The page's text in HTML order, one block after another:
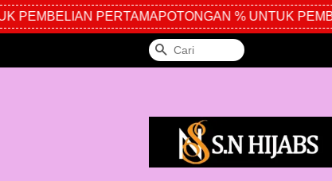
PEMBELIAN PERTAMAPOTONGAN % UNTUK
Cari